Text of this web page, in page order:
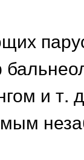
и т.